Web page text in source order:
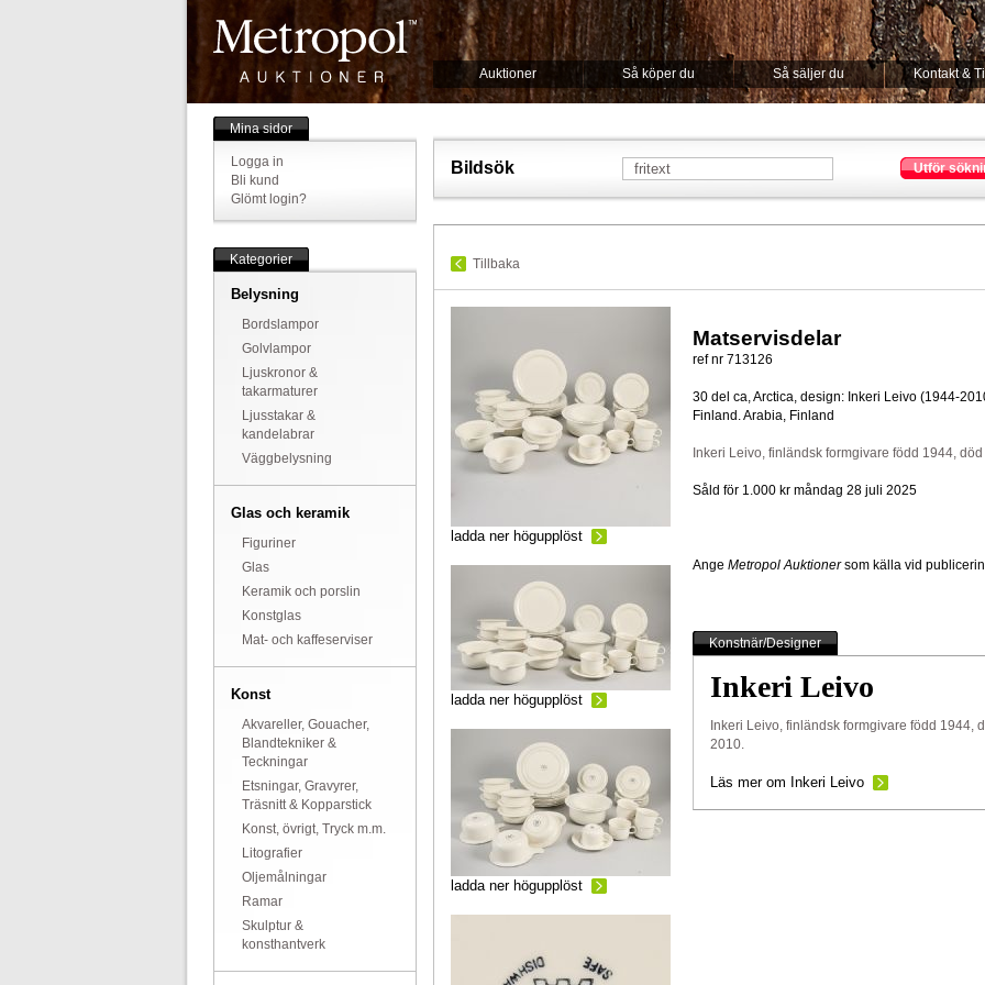
Auktioner Så köper du Så säljer du Kontakt &
Mina sidor
Logga in
Bli kund
Glömt login?
Kategorier
Belysning
Bordslampor
Golvlampor
Ljuskronor &
takarmaturer
Ljusstakar &
kandelabrar
Väggbelysning
Glas och keramik
Figuriner
Glas
Keramik och porslin
Konstglas
Mat- och kaffeserviser
Konst
Akvareller, Gouacher,
Blandtekniker &
Teckningar
Etsningar, Gravyrer,
Träsnitt & Kopparstick
Konst, övrigt, Tryck m.m.
Litografier
Oljemålningar
Ramar
Skulptur &
konsthantverk
Bildsök Utför
Tillbaka
ladda ner högupplöst
ladda ner högupplöst
ladda ner högupplöst
Matservisdelar
ref nr 713126
30 del ca, Arctica, design: Inkeri Leivo (1944-
Finland. Arabia, Finland
Inkeri Leivo, finländsk formgivare född 1944,
Såld för 1.000 krmåndag 28 juli 2025
Ange Metropol Auktionersom källa vid
Konstnär/Designer
Inkeri Leivo
Inkeri Leivo, finländsk formgivare född 1944,
2010.
Läs mer om Inkeri Leivo